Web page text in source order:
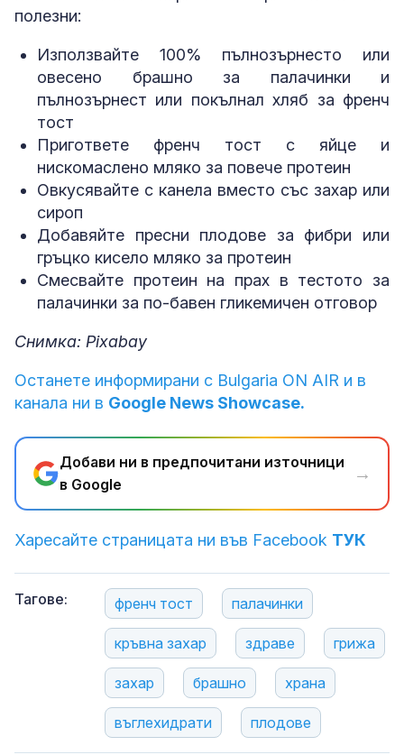
полезни:
Използвайте 100% пълнозърнесто или
овесено брашно за палачинки и
пълнозърнест или покълнал хляб за френч
тост
Пригответе френч тост с яйце и
нискомаслено мляко за повече протеин
Овкусявайте с канела вместо със захар или
сироп
Добавяйте пресни плодове за фибри или
гръцко кисело мляко за протеин
Смесвайте протеин на прах в тестото за
палачинки за по-бавен гликемичен отговор
Снимка: Pixabay
Останете информирани с Bulgaria ON AIR и в
канала ни в Google News Showcase.
Добави ни в предпочитани източници
в Google
→
Харесайте страницата ни във Facebook ТУК
Тагове: френч тост палачинки
кръвна захар здраве грижа
захар брашно храна
въглехидрати плодове